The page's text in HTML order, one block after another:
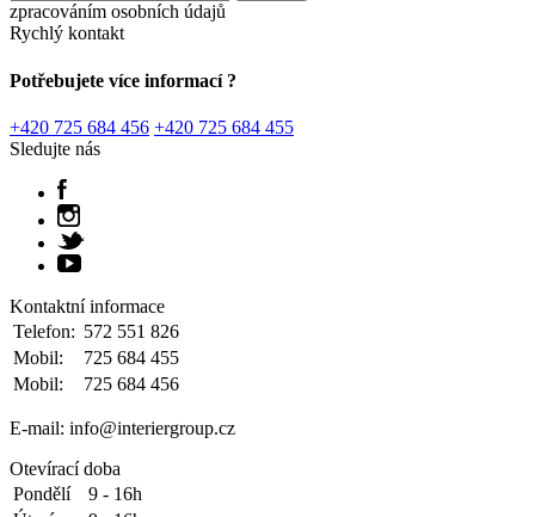
zpracováním osobních údajů
Rychlý kontakt
Potřebujete více informací ?
+420 725 684 456 +420 725 684 455
Sledujte nás
Kontaktní informace
Telefon: 572 551 826
Mobil:
725 684 455
Mobil:
725 684 456
E-mail: info@interiergroup.cz
Otevírací doba
Pondělí
9 - 16h